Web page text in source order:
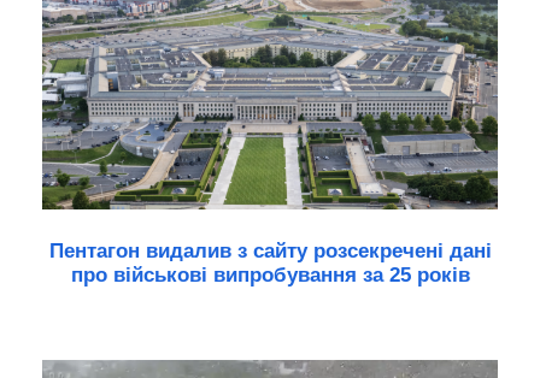
Пентагон видалив з сайту розсекречені дані
про військові випробування за 25 років